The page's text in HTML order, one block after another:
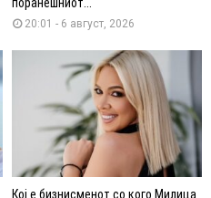
20:01 - 6 август, 2026
Кој е бизнисменот со кого Милица